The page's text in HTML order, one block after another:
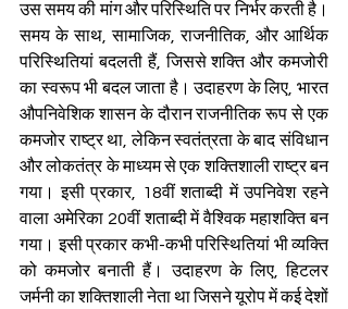
उस समय की मांग और परिस्थिति पर निर्भर करती है।
समय के साथ, सामाजिक, राजनीतिक, और आर्थिक
परिस्थितियां बदलती हैं, जिससे शक्ति और कमजोरी
का स्वरूप भी बदल जाता है। उदाहरण के लिए, भारत
औपनिवेशिक शासन के दौरान राजनीतिक रूप से एक
कमजोर राष्ट्र था, लेकिन स्वतंत्रता के बाद संविधान
और लोकतंत्र के माध्यम से एक शक्तिशाली राष्ट्र बन
गया। इसी प्रकार, 18वीं शताब्दी में उपनिवेश रहने
वाला अमेरिका 20वीं शताब्दी में वैश्विक महाशक्ति बन
गया। इसी प्रकार कभी-कभी परिस्थितियां भी व्यक्ति
को कमजोर बनाती हैं। उदाहरण के लिए, हिटलर
जर्मनी का शक्तिशाली नेता था जिसने यूरोप में कई देशों